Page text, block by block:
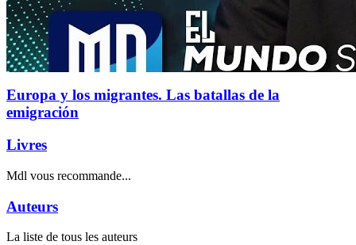
Europa y los migrantes. Las batallas de la
emigración
Livres
Mdl vous recommande...
Auteurs
La liste de tous les auteurs